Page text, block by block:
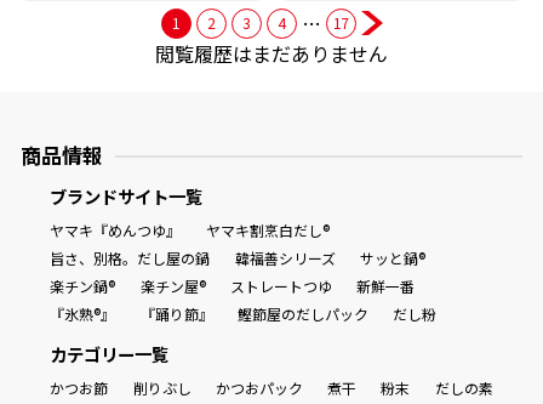
1 2 3 4 … 17
閲覧履歴はまだありません
商品情報
ブランドサイト一覧
ヤマキ『めんつゆ』
ヤマキ割烹白だし®
旨さ、別格。だし屋の鍋
韓福善シリーズ
サッと鍋®
楽チン鍋®
楽チン屋® ストレートつゆ
新鮮一番
『氷熟®』
『踊り節』 鰹節屋のだしパック だし粉
カテゴリー一覧
かつお節 削りぶし かつおパック 煮干 粉末
だしの素